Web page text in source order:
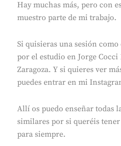
Hay muchas más, pero con
muestro parte de mi trabajo.
Si quisieras una sesión como
por el estudio en Jorge Cocci
Zaragoza. Y si quieres ver
puedes entrar en mi
Allí os puedo enseñar todas
similares por si queréis
para siempre.